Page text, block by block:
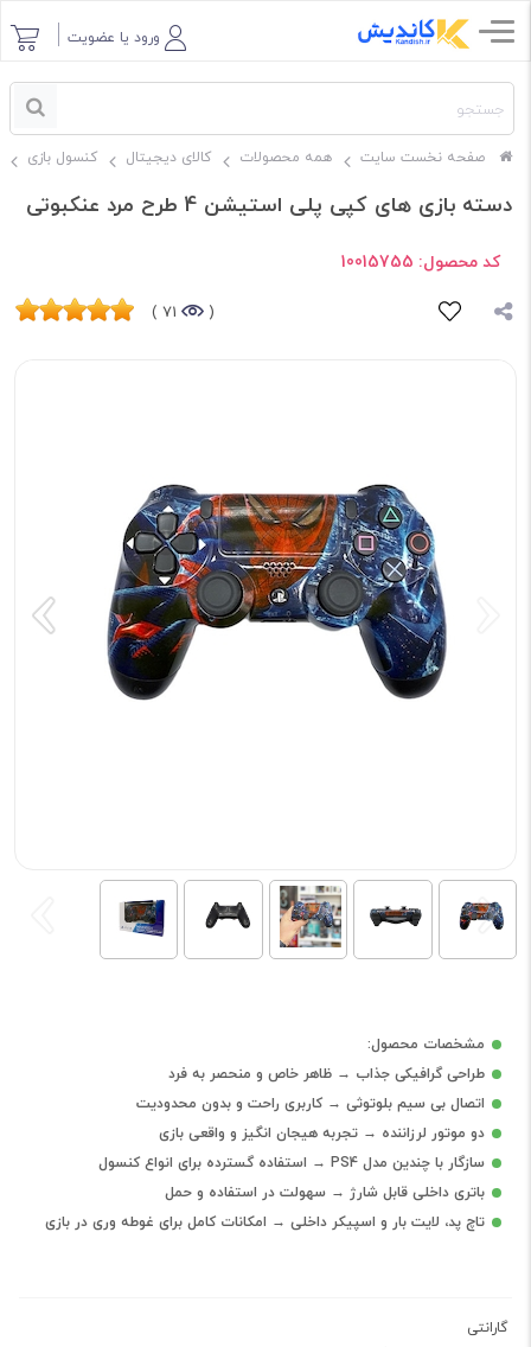
ورود یا عضویت
صفحه نخست سایت همه محصولات کالای دیجیتال کنسول بازی
دسته بازی های کپی پلی استیشن 4 طرح مرد عنکبوتی
کد محصول: 10015755
(
71 )
مشخصات محصول:
طراحی گرافیکی جذاب → ظاهر خاص و منحصر به فرد
اتصال بی سیم بلوتوثی → کاربری راحت و بدون محدودیت
دو موتور لرزاننده → تجربه هیجان انگیز و واقعی بازی
سازگار با چندین مدل PS4 → استفاده گسترده برای انواع کنسول
باتری داخلی قابل شارژ → سهولت در استفاده و حمل
تاچ پد، لایت بار و اسپیکر داخلی → امکانات کامل برای غوطه وری در بازی
گارانتی